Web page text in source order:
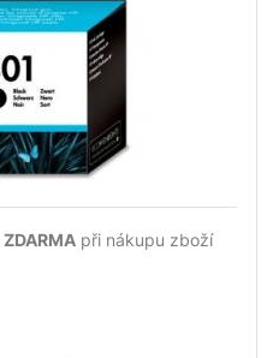
ZDARMA při nákupu zboží